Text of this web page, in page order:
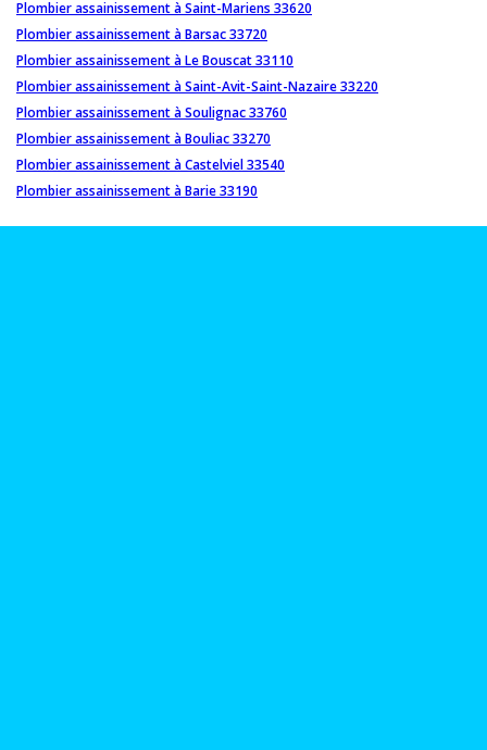
Plombier assainissement à Saint-Mariens 33620
Plombier assainissement à Barsac 33720
Plombier assainissement à Le Bouscat 33110
Plombier assainissement à Saint-Avit-Saint-Nazaire 33220
Plombier assainissement à Soulignac 33760
Plombier assainissement à Bouliac 33270
Plombier assainissement à Castelviel 33540
Plombier assainissement à Barie 33190